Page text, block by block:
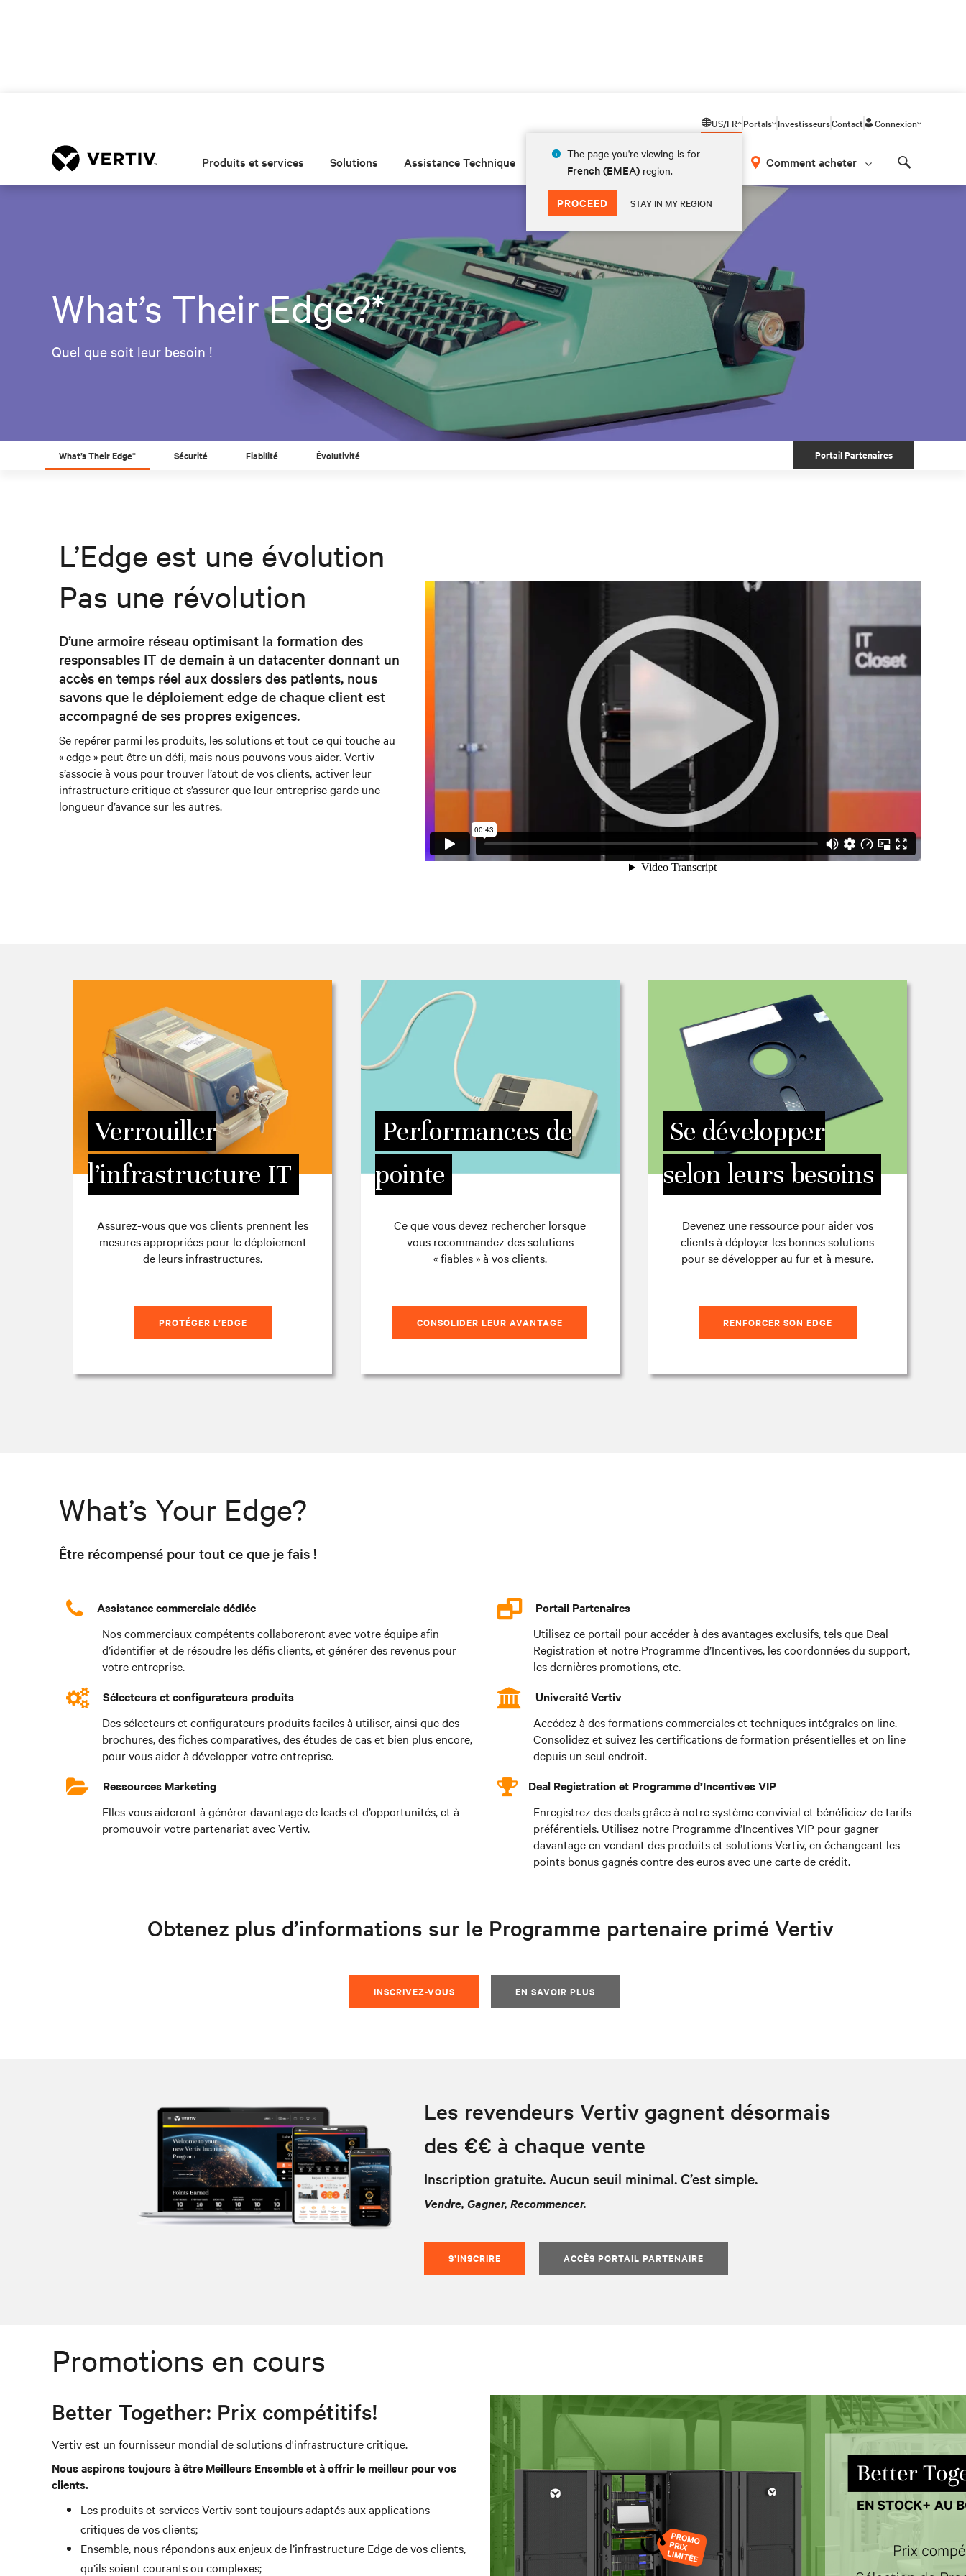
US/FR
The page you're viewing is for
French (EMEA) region.
PROCEED STAY IN MY REGION
Portals InvestisseursContact Connexion
Produits et services Solutions Assistance Technique Insights À propos Comment acheter
What’s Their Edge?*
Quel que soit leur besoin !
What’s Their Edge* Sécurité Fiabilité Évolutivité Portail Partenaires
L’Edge est une évolution
Pas une révolution
D’une armoire réseau optimisant la formation des
responsables IT de demain à un datacenter donnant un
accès en temps réel aux dossiers des patients, nous
savons que le déploiement edge de chaque client est
accompagné de ses propres exigences.
Se repérer parmi les produits, les solutions et tout ce qui touche au
« edge » peut être un défi, mais nous pouvons vous aider. Vertiv
s’associe à vous pour trouver l’atout de vos clients, activer leur
infrastructure critique et s’assurer que leur entreprise garde une
longueur d’avance sur les autres.
Verrouiller
l’infrastructure IT
Assurez-vous que vos clients prennent les
mesures appropriées pour le déploiement
de leurs infrastructures.
PROTÉGER L’EDGE
Performances de
pointe
Ce que vous devez rechercher lorsque
vous recommandez des solutions
« fiables » à vos clients.
CONSOLIDER LEUR AVANTAGE
Se développer
selon leurs besoins
Devenez une ressource pour aider vos
clients à déployer les bonnes solutions
pour se développer au fur et à mesure.
RENFORCER SON EDGE
What’s Your Edge?
Être récompensé pour tout ce que je fais !
Assistance commerciale dédiée
Nos commerciaux compétents collaboreront avec votre équipe afin
d’identifier et de résoudre les défis clients, et générer des revenus pour
votre entreprise.
Sélecteurs et configurateurs produits
Des sélecteurs et configurateurs produits faciles à utiliser, ainsi que des
brochures, des fiches comparatives, des études de cas et bien plus encore,
pour vous aider à développer votre entreprise.
Ressources Marketing
Elles vous aideront à générer davantage de leads et d’opportunités, et à
promouvoir votre partenariat avec Vertiv.
Portail Partenaires
Utilisez ce portail pour accéder à des avantages exclusifs, tels que Deal
Registration et notre Programme d’Incentives, les coordonnées du support,
les dernières promotions, etc.
Université Vertiv
Accédez à des formations commerciales et techniques intégrales on line.
Consolidez et suivez les certifications de formation présentielles et on line
depuis un seul endroit.
Deal Registration et Programme d’Incentives VIP
Enregistrez des deals grâce à notre système convivial et bénéficiez de tarifs
préférentiels. Utilisez notre Programme d’Incentives VIP pour gagner
davantage en vendant des produits et solutions Vertiv, en échangeant les
points bonus gagnés contre des euros avec une carte de crédit.
Obtenez plus d’informations sur le Programme partenaire primé Vertiv
INSCRIVEZ-VOUS EN SAVOIR PLUS
Les revendeurs Vertiv gagnent désormais
des €€ à chaque vente
Inscription gratuite. Aucun seuil minimal. C’est simple.
Vendre, Gagner, Recommencer.
S’INSCRIRE ACCÈS PORTAIL PARTENAIRE
Promotions en cours
Better Together: Prix compétitifs!
Vertiv est un fournisseur mondial de solutions d'infrastructure critique.
Nous aspirons toujours à être Meilleurs Ensemble et à offrir le meilleur pour vos
clients.
Les produits et services Vertiv sont toujours adaptés aux applications
critiques de vos clients;
Ensemble, nous répondons aux enjeux de l’infrastructure Edge de vos clients,
qu’ils soient courants ou complexes;